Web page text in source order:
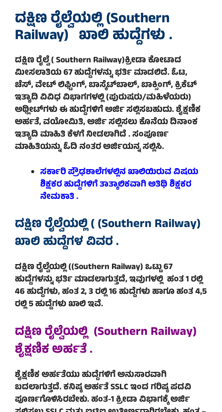
ದಕ್ಷಿಣ ರೈಲ್ವೆಯಲ್ಲಿ (Southern
Railway) ಖಾಲಿ ಹುದ್ದೆಗಳು .
ದಕ್ಷಿಣ ರೈಲ್ವೆ ( Southern Railway)ಕ್ರೀಡಾ ಕೋಟಾದ
ಮೀಸಲಾತಿಯ 67 ಹುದ್ದೆಗಳನ್ನು ಭರ್ತಿ ಮಾಡಲಿದೆ. ಓಟ,
ಚೆಸ್, ವೇಟ್ ಲಿಫ್ಟಿಂಗ್, ಬಾಸ್ಕೆಟ್‌ಬಾಲ್, ಬಾಕ್ಸಿಂಗ್, ಕ್ರಿಕೆಟ್
ಇತ್ಯಾದಿ ವಿವಿಧ ವಿಭಾಗಗಳಲ್ಲಿ (ಪುರುಷರು/ಮಹಿಳೆಯರು)
ಅಥ್ಲೀಟ್‌ಗಳು ಈ ಹುದ್ದೆಗಳಿಗೆ ಅರ್ಜಿ ಸಲ್ಲಿಸಬಹುದು. ಶೈಕ್ಷಣಿಕ
ಅರ್ಹತೆ, ವಯೋಮಿತಿ, ಅರ್ಜಿ ಸಲ್ಲಿಸಲು ಕೊನೆಯ ದಿನಾಂಕ
ಇತ್ಯಾದಿ ಮಾಹಿತಿ ಕೆಳಗೆ ನೀಡಲಾಗಿದೆ . ಸಂಪೂರ್ಣ
ಮಾಹಿತಿಯನ್ನು ಓದಿ ನಂತರ ಅರ್ಜಿಯನ್ನ ಸಲ್ಲಿಸಿ.
ಸರ್ಕಾರಿಪ್ರೌಢಶಾಲೆಗಳಲ್ಲಿನಖಾಲಿಯಿರುವ ವಿಷಯ
ಶಿಕ್ಷಕರ ಹುದ್ದೆಗಳಿಗೆ ತಾತ್ಕಾಲಿಕವಾಗಿ ಅತಿಥಿ ಶಿಕ್ಷಕರ
ನೇಮಕಾತಿ .
ದಕ್ಷಿಣ ರೈಲ್ವೆಯಲ್ಲಿ ( (Southern Railway)
ಖಾಲಿ ಹುದ್ದೆಗಳ ವಿವರ .
ದಕ್ಷಿಣ ರೈಲ್ವೆಯಲ್ಲಿ ((Southern Railway) ಒಟ್ಟು 67
ಹುದ್ದೆಗಳನ್ನು ಭರ್ತಿ ಮಾಡಲಾಗುತ್ತದೆ, ಇವುಗಳಲ್ಲಿ ಹಂತ 1 ರಲ್ಲಿ
46 ಹುದ್ದೆಗಳು, ಹಂತ 2, 3 ರಲ್ಲಿ 16 ಹುದ್ದೆಗಳು ಹಾಗೂ ಹಂತ 4,5
ರಲ್ಲಿ 5 ಹುದ್ದೆಗಳು ಖಾಲಿ ಇವೆ.
ದಕ್ಷಿಣ ರೈಲ್ವೆಯಲ್ಲಿ (Southern Railway)
ಶೈಕ್ಷಣಿಕ ಅರ್ಹತೆ .
ಶೈಕ್ಷಣಿಕ ಅರ್ಹತೆಯು ಹುದ್ದೆಗಳಿಗೆ ಅನುಸಾರವಾಗಿ
ಬದಲಾಗುತ್ತದೆ. ಕನಿಷ್ಠ ಅರ್ಹತೆ SSLC ಇಂದ ಗರಿಷ್ಠ ಪದವಿ
ಪೂರ್ಣಗೊಳಿಸಿರಬೇಕು. ಹಂತ-1 ಕ್ರೀಡಾ ವಿಭಾಗಕ್ಕೆ ಅರ್ಜಿ